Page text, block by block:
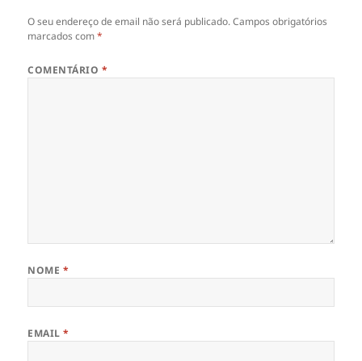
O seu endereço de email não será publicado. Campos obrigatórios
marcados com*
COMENTÁRIO *
NOME *
EMAIL*